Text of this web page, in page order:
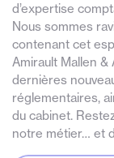
Nos équipes
Notre réseau -
AM&A,
Outil -
Audit et
Sociale
Conseil et
Juridique
TPE et
PME et ETI
Professions
Associations
Actualités
Actualités
M'informer sur
Guide de la
Recrutement
Toutes nos
Nous rejoindre
Blog
Contact
d’expertise
Nous sommes
contenant cet
Amirault Mallen
dernières
réglementaires,
du cabinet.
notre métier… et